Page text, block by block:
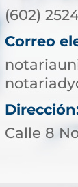
(602)
Correo
Calle 8